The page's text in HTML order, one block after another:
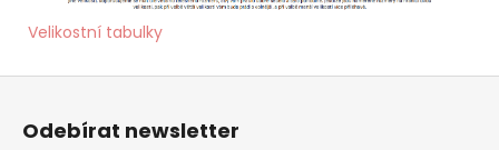
Velikostní tabulky
Z
Odebírat newsletter